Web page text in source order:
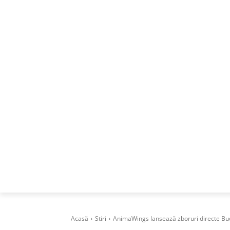
Acasă Stiri AnimaWings lansează zboruri directe